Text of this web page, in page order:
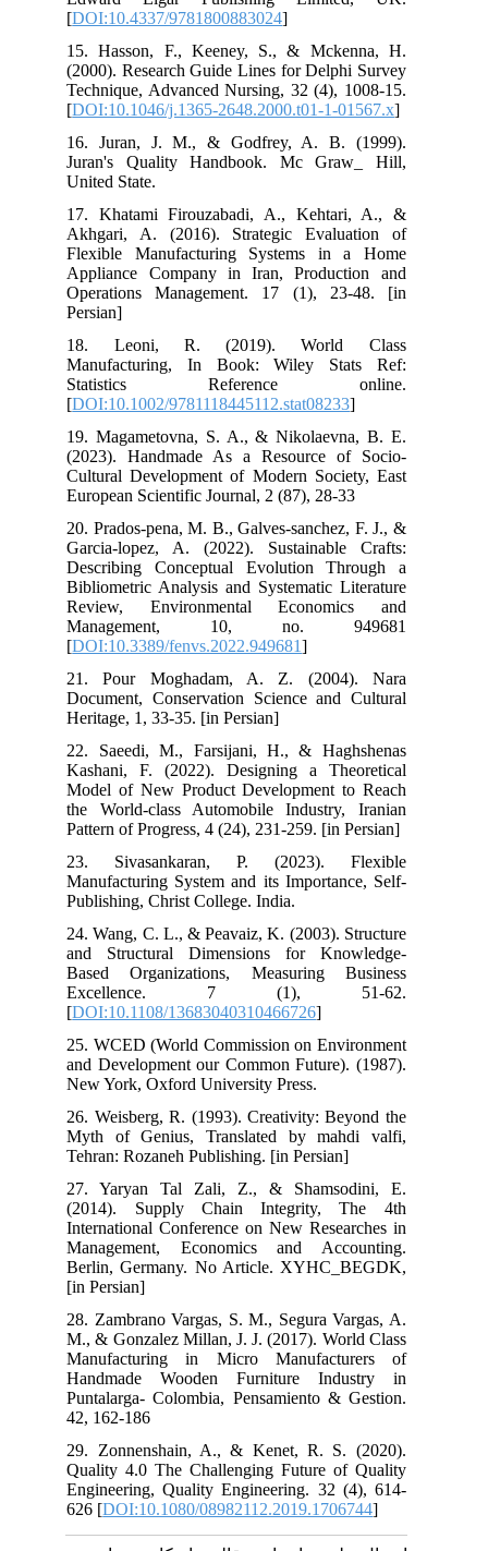
[DOI:10.4337/9781800883024
15. Hasson, F., Keeney, S., & Mckenna, H.
(2000). Research Guide Lines for Delphi Survey
Technique, Advanced Nursing, 32 (4), 1008-15.
[DOI:10.1046/j.1365-2648.2000.t01-1-01567.x
16. Juran, J. M., & Godfrey, A. B. (1999).
Juran's Quality Handbook. Mc Graw_ Hill,
United State.
17. Khatami Firouzabadi, A., Kehtari, A., &
Akhgari, A. (2016). Strategic Evaluation of
Flexible Manufacturing Systems in a Home
Appliance Company in Iran, Production and
Operations Management. 17 (1), 23-48. [in
18. Leoni, R. (2019). World Class
Manufacturing, In Book: Wiley Stats Ref:
Statistics Reference online.
[DOI:10.1002/9781118445112.stat08233
19. Magametovna, S. A., & Nikolaevna, B. E.
(2023). Handmade As a Resource of Socio-
Cultural Development of Modern Society, East
European Scientific Journal, 2 (87), 28-33
20. Prados-pena, M. B., Galves-sanchez, F. J., &
Garcia-lopez, A. (2022). Sustainable Crafts:
Describing Conceptual Evolution Through a
Bibliometric Analysis and Systematic Literature
Review, Environmental Economics and
Management, 10, no. 949681
[DOI:10.3389/fenvs.2022.949681
21. Pour Moghadam, A. Z. (2004). Nara
Document, Conservation Science and Cultural
Heritage, 1, 33-35. [in Persian]
22. Saeedi, M., Farsijani, H., & Haghshenas
Kashani, F. (2022). Designing a Theoretical
Model of New Product Development to Reach
the World-class Automobile Industry, Iranian
Pattern of Progress, 4 (24), 231-259. [in Persian]
23. Sivasankaran, P. (2023). Flexible
Manufacturing System and its Importance, Self-
Publishing, Christ College. India.
24. Wang, C. L., & Peavaiz, K. (2003). Structure
and Structural Dimensions for Knowledge-
Based Organizations, Measuring Business
Excellence. 7 (1), 51-62.
[DOI:10.1108/13683040310466726
25. WCED (World Commission on Environment
and Development our Common Future). (1987).
New York, Oxford University Press.
26. Weisberg, R. (1993). Creativity: Beyond the
Myth of Genius, Translated by mahdi valfi,
Tehran: Rozaneh Publishing. [in Persian]
27. Yaryan Tal Zali, Z., & Shamsodini, E.
(2014). Supply Chain Integrity, The 4th
International Conference on New Researches in
Management, Economics and Accounting.
Berlin, Germany. No Article. XYHC_BEGDK,
[in Persian]
28. Zambrano Vargas, S. M., Segura Vargas, A.
M., & Gonzalez Millan, J. J. (2017). World Class
Manufacturing in Micro Manufacturers of
Handmade Wooden Furniture Industry in
Puntalarga- Colombia, Pensamiento & Gestion.
42, 162-186
29. Zonnenshain, A., & Kenet, R. S. (2020).
Quality 4.0 The Challenging Future of Quality
Engineering, Quality Engineering. 32 (4), 614-
626 [DOI:10.1080/08982112.2019.1706744